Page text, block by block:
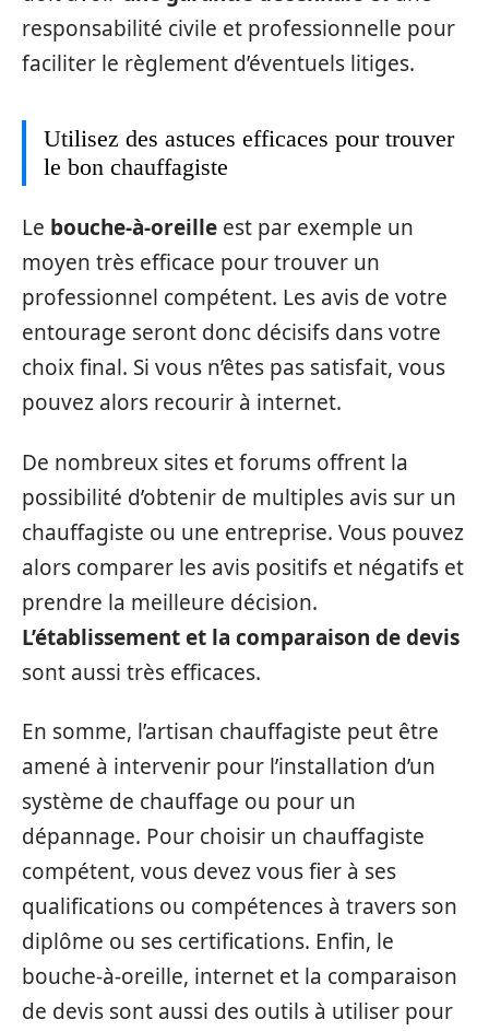
responsabilité civile et professionnelle pour
faciliter le règlement d’éventuels litiges.
Utilisez des astuces efficaces pour trouver
le bon chauffagiste
Le bouche-à-oreille est par exemple un
moyen très efficace pour trouver un
professionnel compétent. Les avis de votre
entourage seront donc décisifs dans votre
choix final. Si vous n’êtes pas satisfait, vous
pouvez alors recourir à internet.
De nombreux sites et forums offrent la
possibilité d’obtenir de multiples avis sur un
chauffagiste ou une entreprise. Vous pouvez
alors comparer les avis positifs et négatifs et
prendre la meilleure décision.
L’établissement et la comparaison de devis
sont aussi très efficaces.
En somme, l’artisan chauffagiste peut être
amené à intervenir pour l’installation d’un
système de chauffage ou pour un
dépannage. Pour choisir un chauffagiste
compétent, vous devez vous fier à ses
qualifications ou compétences à travers son
diplôme ou ses certifications. Enfin, le
bouche-à-oreille, internet et la comparaison
de devis sont aussi des outils à utiliser pour